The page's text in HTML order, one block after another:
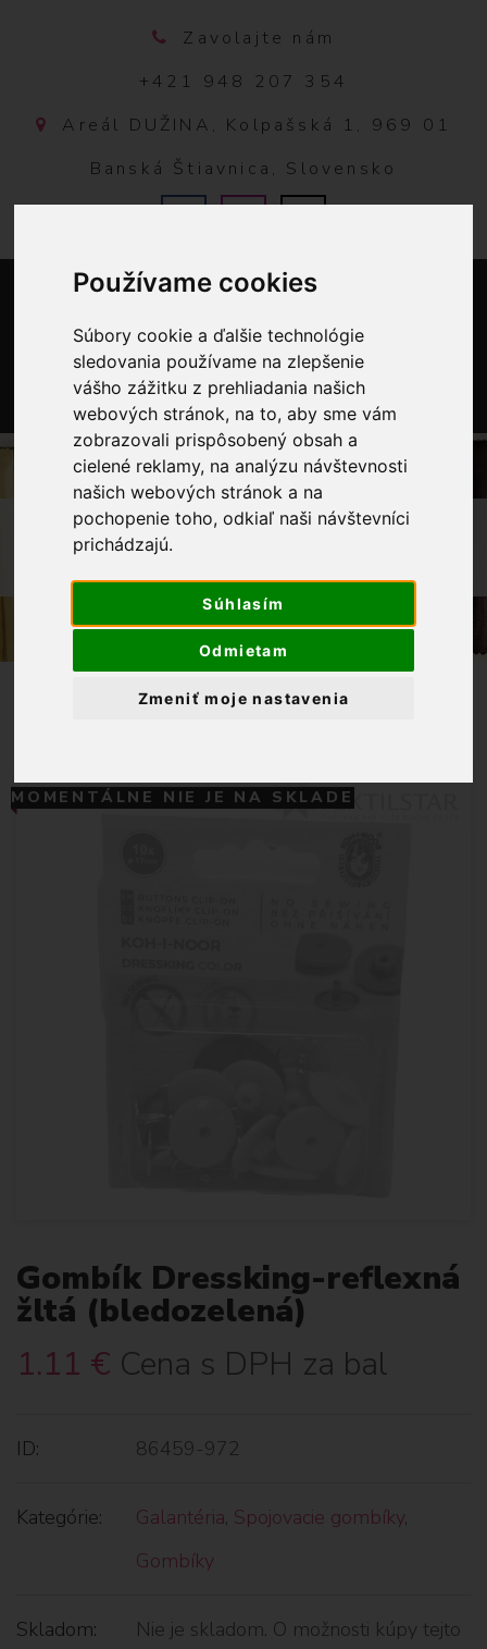
Používame cookies
Súbory cookie a ďalšie technológie
sledovania používame na zlepšenie
vášho zážitku z prehliadania našich
webových stránok, na to, aby sme vám
zobrazovali prispôsobený obsah a
cielené reklamy, na analýzu návštevnosti
našich webových stránok a na
pochopenie toho, odkiaľ naši návštevníci
prichádzajú.
Súhlasím
Odmietam
Zmeniť moje nastavenia
Zavolajte nám
+421 948 207 354
Areál DUŽINA, Kolpašská 1, 969 01
Banská Štiavnica, Slovensko
0
OBCHOD GALANTÉRIA
GOMBÍKY
GOMBÍK DRESSKING-REFLEXNÁ ŽLTÁ
(BLEDOZELENÁ)
MOMENTÁLNE NIE JE NA SKLADE
Gombík Dressking-reflexná
žltá (bledozelená)
1.11 € Cena s DPH za bal
ID: 86459-972
Kategórie: Galantéria, Spojovacie gombíky,
Gombíky
Skladom:
Nie je skladom. O možnosti kúpy tejto